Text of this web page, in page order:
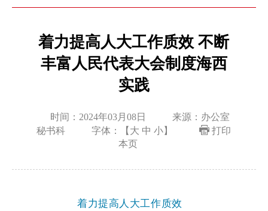
着力提高人大工作质效 不断
丰富人民代表大会制度海西
实践
时间：2024年03月08日
来源：办公室
秘书科
字体：【 大 中 小】
打印
本页
着力提高人大工作质效